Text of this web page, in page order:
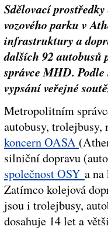
Sdělovací
vozového parku v
infrastruktury a
dalších 92
správce MHD.
vypsání veřejné
Metropolitním
autobusy,
koncern OASA
silniční dopravu
společnost OSY a
Zatímco kolejová
jsou i trolejbusy,
dosahuje 14 let a